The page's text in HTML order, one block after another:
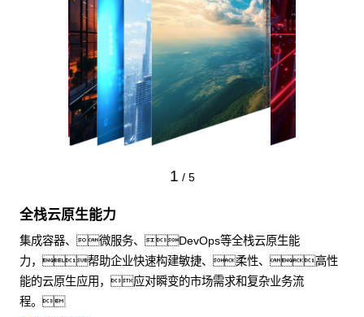
1 / 5
全栈云原生能力
集成容器、微服务、DevOps等全栈云原生能
力，帮助企业快速构建敏捷、柔性、高性
能的云原生应用，应对瞬变的市场需求和复杂业务流
程。